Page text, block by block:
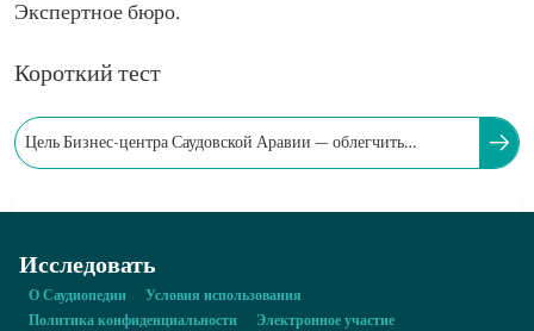
Экспертное бюро.
Короткий тест
Цель Бизнес-центра Саудовской Аравии — облегчить
Исследовать
О Саудиопедии
Условия использования
Политика конфиденциальности
Электронное участие